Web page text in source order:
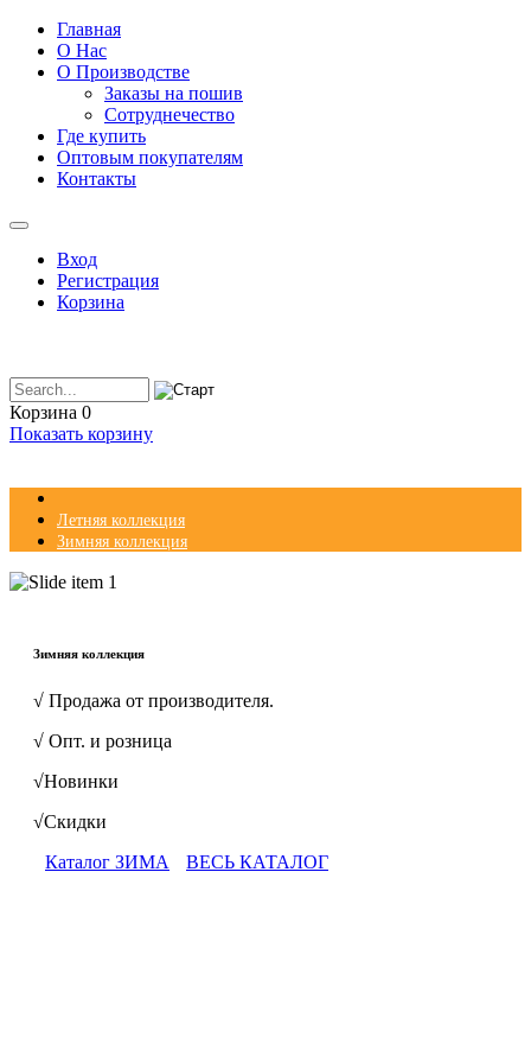
Главная
О Нас
О Производстве
Заказы на пошив
Сотруднечество
Где купить
Оптовым покупателям
Контакты
Вход
Регистрация
Корзина
Корзина 0
Показать корзину
Летняя коллекция
Зимняя коллекция
© FreeJoomla! 3 Modules
Зимняя коллекция
√ Продажа от производителя.
√ Опт. и розница
√Новинки
√Скидки
Каталог ЗИМА
ВЕСЬ КАТАЛОГ